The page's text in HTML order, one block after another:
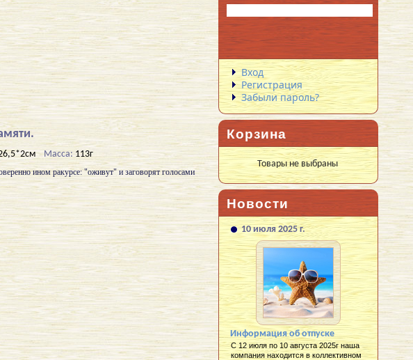
Масса:113г
ином ракурсе: "оживут" и заговорят голосами
Вход
Регистрация
Забыли пароль?
Корзина
Товары не выбраны
Новости
10 июля 2025 г.
Информация об отпуске
С 12 июля по 10 августа 2025г наша
компания находится в коллективном